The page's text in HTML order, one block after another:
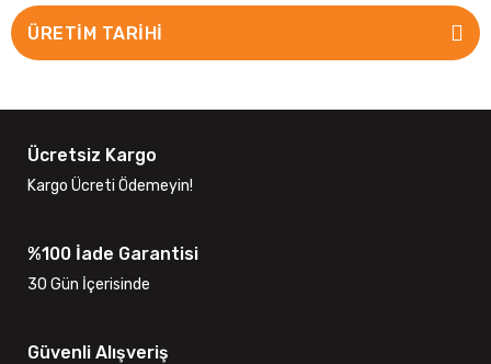
ÜRETİM TARİHİ
Ücretsiz Kargo
Kargo Ücreti Ödemeyin!
%100 İade Garantisi
30 Gün İçerisinde
Güvenli Alışveriş